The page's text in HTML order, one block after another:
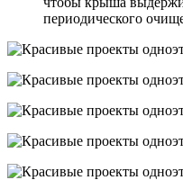
периодического